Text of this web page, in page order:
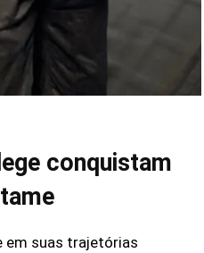
conquistam
em suas trajetórias